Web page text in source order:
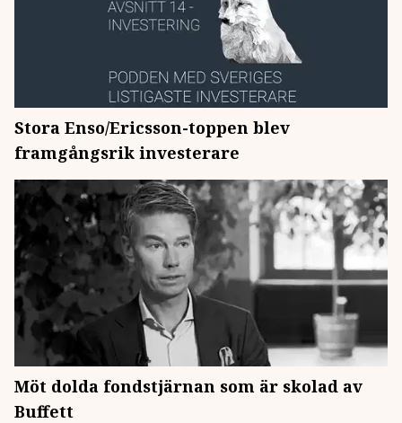
Stora Enso/Ericsson-toppen blev
framgångsrik investerare
Möt dolda fondstjärnan som är skolad av
Buffett